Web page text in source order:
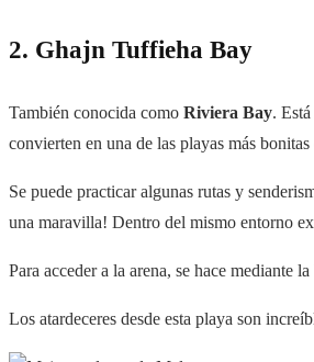
2. Ghajn Tuffieha Bay
También conocida como Riviera Bay.
convierten en una de las playas más
Se puede practicar algunas rutas y
una maravilla! Dentro del mismo entorno
Para acceder a la arena, se hace mediante
Los atardeceres desde esta playa son